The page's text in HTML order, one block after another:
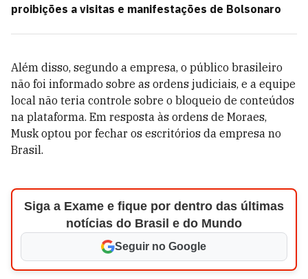
proibições a visitas e manifestações de Bolsonaro
Além disso, segundo a empresa, o público brasileiro
não foi informado sobre as ordens judiciais, e a equipe
local não teria controle sobre o bloqueio de conteúdos
na plataforma. Em resposta às ordens de Moraes,
Musk optou por fechar os escritórios da empresa no
Brasil.
Siga a Exame e fique por dentro das últimas
notícias do Brasil e do Mundo
Seguir no Google